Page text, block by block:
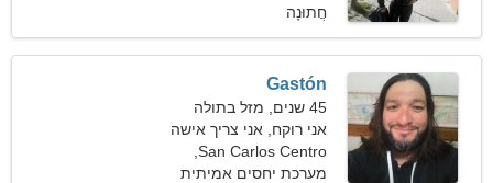
חֲתוּנָה
Gastón
45 שנים, מזל בתולה
אני רוקח, אני צריך אישה
אלגנטית
ארגנטינה
מערכת יחסים אמיתית